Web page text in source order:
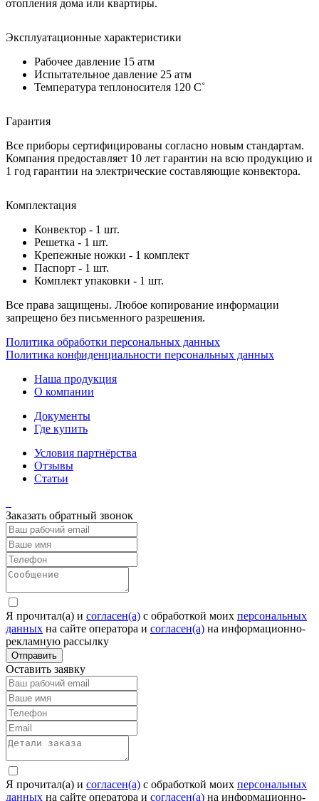
отопления дома или квартиры.
Эксплуатационные характеристики
Рабочее давление 15 атм
Испытательное давление 25 атм
Температура теплоносителя 120 C˚
Гарантия
Все приборы сертифицированы согласно новым стандартам.
Компания предоставляет 10 лет гарантии на всю продукцию и
1 год гарантии на электрические составляющие конвектора.
Комплектация
Конвектор - 1 шт.
Решетка - 1 шт.
Крепежные ножки - 1 комплект
Паспорт - 1 шт.
Комплект упаковки - 1 шт.
Все права защищены. Любое копирование информации
запрещено без письменного разрешения.
Политика обработки персональных данных
Политика конфиденциальности персональных данных
Наша продукция
О компании
Документы
Где купить
Условия партнёрства
Отзывы
Статьи
Заказать обратный звонок
Я прочитал(а) и согласен(а) c обработкой моих персональных
данных на сайте оператора и согласен(а) на информационно-
рекламную рассылку
Отправить
Оставить заявку
Я прочитал(а) и согласен(а) c обработкой моих персональных
данных на сайте оператора и согласен(а) на информационно-